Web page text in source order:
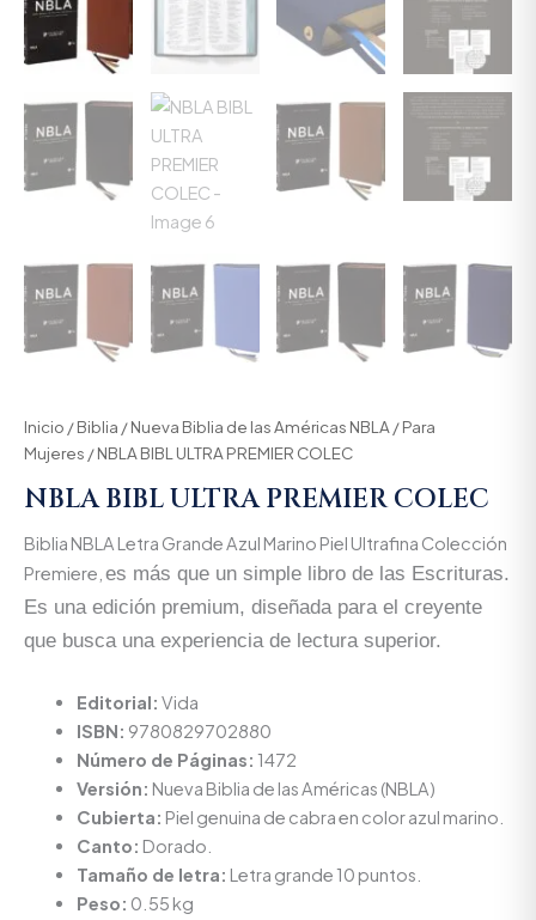
Inicio /Biblia /Nueva Biblia de las Américas NBLA /Para
Mujeres / NBLA BIBL ULTRA PREMIER COLEC
NBLA BIBL ULTRA PREMIER COLEC
Biblia NBLA Letra Grande Azul Marino Piel Ultrafina Colección
Premiere, es más que un simple libro de las Escrituras.
Es una edición premium, diseñada para el creyente
que busca una experiencia de lectura superior.
Editorial: Vida
ISBN: 9780829702880
Número de Páginas: 1472
Versión: Nueva Biblia de las Américas (NBLA)
Cubierta: Piel genuina de cabra en color azul marino.
Canto: Dorado.
Tamaño de letra: Letra grande 10 puntos.
Peso: 0.55 kg